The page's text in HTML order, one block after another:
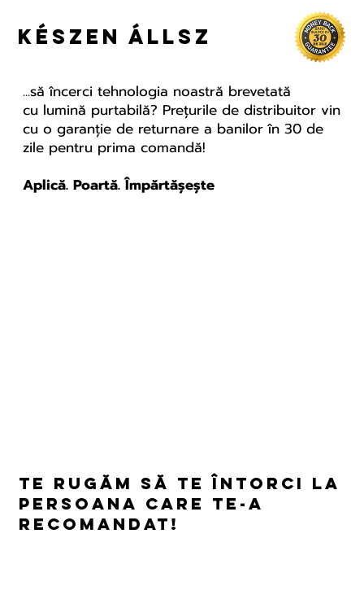
Az első Corporate
LifeWave rendezvény
Romániában
készen állsz
...să încerci tehnologia noastră brevetată
cu lumină purtabilă? Prețurile de distribuitor vin
cu o garanție de returnare a banilor în 30 de
zile pentru prima comandă!
Aplică. Poartă. Împărtășește
Te rugăm să te întorci la
persoana care te-a
recomandat!